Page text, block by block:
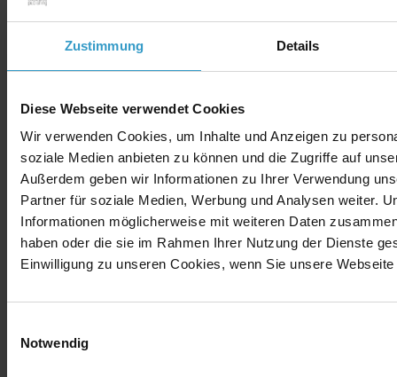
Zustimmung Details
Diese Webseite verwendet Cookies
Wir verwenden Cookies, um Inhalte und Anzeigen zu
soziale Medien anbieten zu können und die Zugriffe auf
Außerdem geben wir Informationen zu Ihrer Verwendung
Partner für soziale Medien, Werbung und Analysen weiter.
Informationen möglicherweise mit weiteren Daten
haben oder die sie im Rahmen Ihrer Nutzung der Dienste
Einwilligung zu unseren Cookies, wenn Sie unsere
Notwendig